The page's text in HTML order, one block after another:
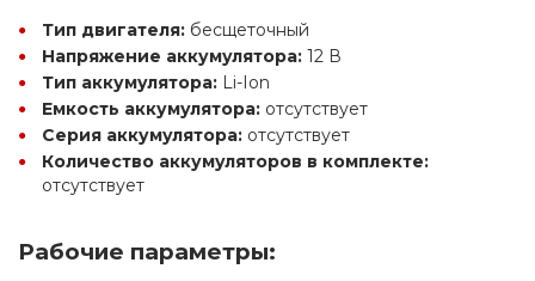
Тип двигателя: бесщеточный
Напряжение аккумулятора: 12 В
Тип аккумулятора: Li-Ion
Емкость аккумулятора: отсутствует
Серия аккумулятора: отсутствует
Количество аккумуляторов в комплекте:
отсутствует
Рабочие параметры: